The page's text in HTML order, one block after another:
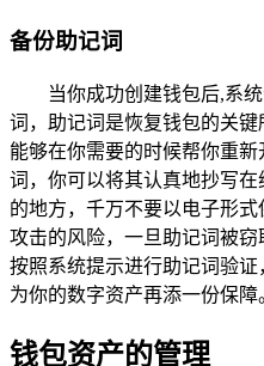
备份助记词
当你成功创建钱包后,系
词，助记词是恢复钱包的关键
能够在你需要的时候帮你重
词，你可以将其认真地抄写
的地方，千万不要以电子形
攻击的风险，一旦助记词被窃
按照系统提示进行助记词验
为你的数字资产再添一份保障
钱包资产的管理